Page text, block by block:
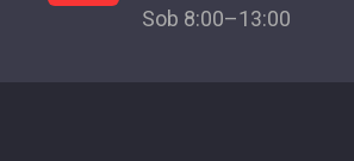
Sob 8:00–13:00